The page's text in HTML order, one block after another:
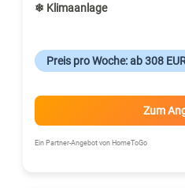
❄ Klimaanlage
Preis pro Woche: ab 308
Zum
Ein Partner-Angebot von HomeToGo